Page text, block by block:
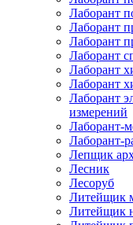
Лаборант
Лаборант
Лаборант
Лаборант
Лаборант
Лаборант
Лаборант
измерений
Лаборант-
Лаборант-
Лепщик
Лесник
Лесоруб
Литейщик
Литейщик